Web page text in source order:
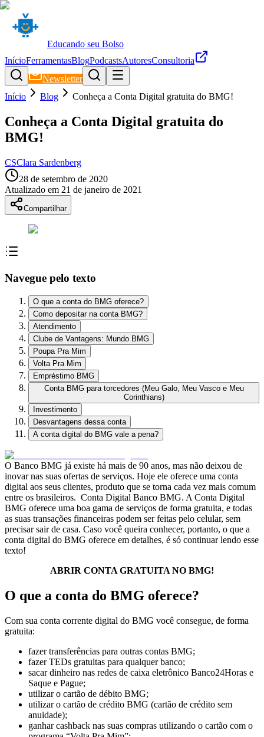
Educando seu Bolso
InícioFerramentasBlogPodcastsAutoresConsultoria
Newsletter
Início
Blog Conheça a Conta Digital gratuita do BMG!
Conheça a Conta Digital gratuita do
BMG!
CSClara Sardenberg
28 de setembro de 2020
Atualizado em 21 de janeiro de 2021
Compartilhar
Navegue pelo texto
O que a conta do BMG oferece?
Como depositar na conta BMG?
Atendimento
Clube de Vantagens: Mundo BMG
Poupa Pra Mim
Volta Pra Mim
Empréstimo BMG
Conta BMG para torcedores (Meu Galo, Meu Vasco e Meu
Corinthians)
Investimento
Desvantagens dessa conta
A conta digital do BMG vale a pena?
O Banco BMG já existe há mais de 90 anos, mas não deixou de
inovar nas suas ofertas de serviços. Hoje ele oferece uma conta
digital aos seus clientes, produto que se torna cada vez mais comum
entre os brasileiros. Conta Digital Banco BMG. A Conta Digital
BMG oferece uma boa gama de serviços de forma gratuita, e todas
as suas transações financeiras podem ser feitas pelo celular, sem
precisar sair de casa. Caso você queira conhecer, portanto, o que a
conta digital do BMG oferece em detalhes, é só continuar lendo esse
texto!
ABRIR CONTA GRATUITA NO BMG!
O que a conta do BMG oferece?
Com sua conta corrente digital do BMG você consegue, de forma
gratuita:
fazer transferências para outras contas BMG;
fazer TEDs gratuitas para qualquer banco;
sacar dinheiro nas redes de caixa eletrônico Banco24Horas e
Saque e Pague;
utilizar o cartão de débito BMG;
utilizar o cartão de crédito BMG (cartão de crédito sem
anuidade);
ganhar cashback nas suas compras utilizando o cartão com o